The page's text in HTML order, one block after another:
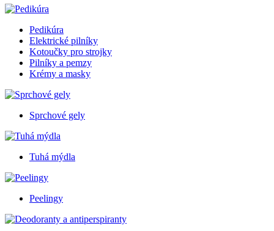
Pedikúra
Elektrické pilníky
Kotoučky pro strojky
Pilníky a pemzy
Krémy a masky
Sprchové gely
Tuhá mýdla
Peelingy